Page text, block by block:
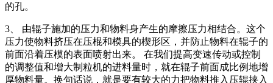
的孔。
3、 由辊子施加的压力和物料身产生的摩擦压力相结合。这个
压力使物料挤压在压棍和模具的楔形区，并防止物料在辊子的
前面沿着压模的表面喷射出来。 在我们提高变速传动或控制
的调整值和增大制粒机的进料量时，就在辊子前面成比例地增
厚物料量。换句话说，就是要有较大的力把物料推入压辊挟入